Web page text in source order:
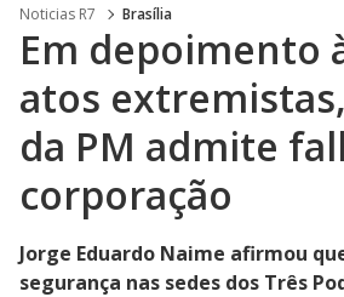
Noticias R7 Brasília
Em depoimento
atos
da PM admite
corporação
Jorge Eduardo Naime afirmou
segurança nas sedes dos Três